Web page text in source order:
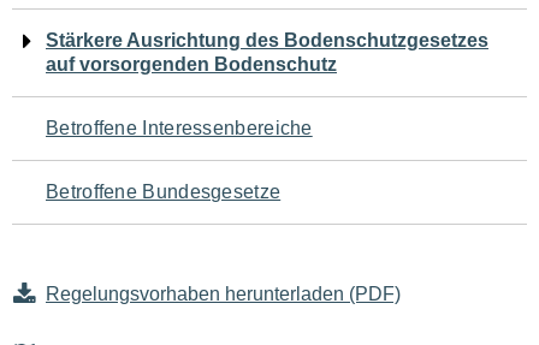
Navigation
für
den
Seiteninhalt
Stärkere Ausrichtung des Bodenschutzgesetzes
auf vorsorgenden Bodenschutz
Betroffene Interessenbereiche
Betroffene Bundesgesetze
Regelungsvorhaben herunterladen (PDF)